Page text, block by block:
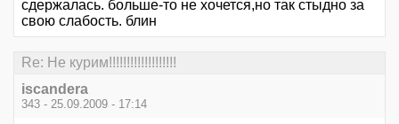
сдержалась. больше-то не хочется,но так стыдно за
свою слабость. блин
Re: Не курим!!!!!!!!!!!!!!!!!!!
iscandera
343 - 25.09.2009 - 17:14